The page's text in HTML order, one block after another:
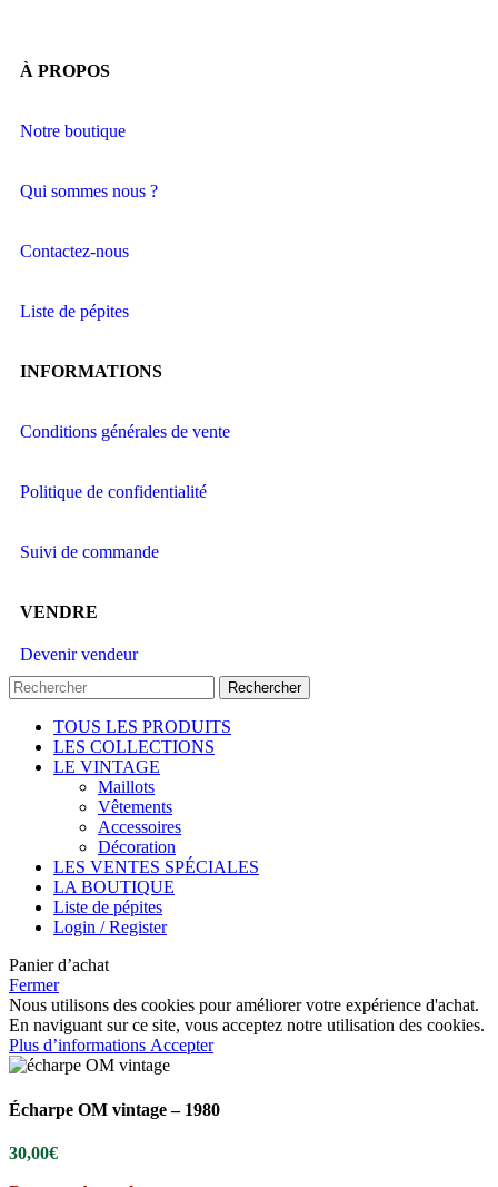
À PROPOS
Notre boutique
Qui sommes nous ?
Contactez-nous
Liste de pépites
INFORMATIONS
Conditions générales de vente
Politique de confidentialité
Suivi de commande
VENDRE
Devenir vendeur
Rechercher
TOUS LES PRODUITS
LES COLLECTIONS
LE VINTAGE
Maillots
Vêtements
Accessoires
Décoration
LES VENTES SPÉCIALES
LA BOUTIQUE
Liste de pépites
Login / Register
Panier d’achat
Fermer
Nous utilisons des cookies pour améliorer votre expérience d'achat.
En naviguant sur ce site, vous acceptez notre utilisation des cookies.
Plus d’informations Accepter
Écharpe OM vintage – 1980
30,00€